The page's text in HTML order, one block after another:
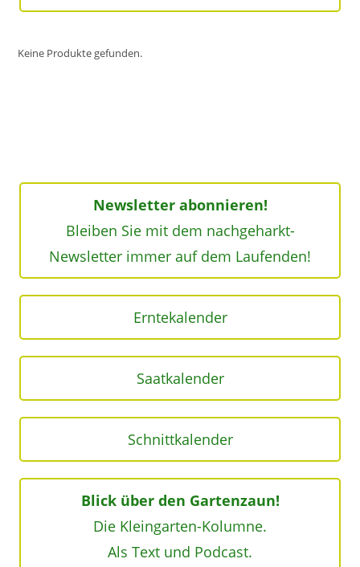
Keine Produkte gefunden.
Newsletter abonnieren!
Bleiben Sie mit dem nachgeharkt-
Newsletter immer auf dem Laufenden!
Erntekalender
Saatkalender
Schnittkalender
Blick über den Gartenzaun!
Die Kleingarten-Kolumne.
Als Text und Podcast.